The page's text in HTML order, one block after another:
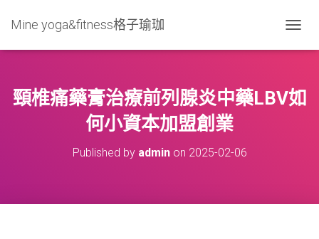
Mine yoga&fitness格子瑜珈
O
L
E
頸椎痛藥膏治療前列腺炎中藥LBV如
何小資本加盟創業
Published by adminon 2025-02-06